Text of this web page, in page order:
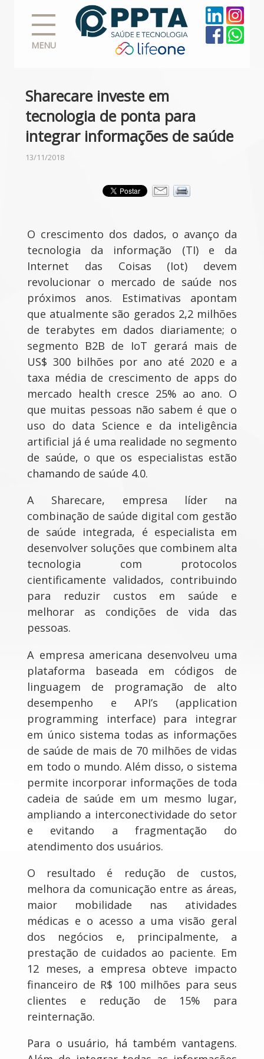
MENU
Sharecare investe em
tecnologia de ponta para
integrar informações de saúde
13/11/2018
O crescimento dos dados, o avanço da
tecnologia da informação (TI) e da
Internet das Coisas (Iot) devem
revolucionar o mercado de saúde nos
próximos anos. Estimativas apontam
que atualmente são gerados 2,2 milhões
de terabytes em dados diariamente; o
segmento B2B de IoT gerará mais de
US$ 300 bilhões por ano até 2020 e a
taxa média de crescimento de apps do
mercado health cresce 25% ao ano. O
que muitas pessoas não sabem é que o
uso do data Science e da inteligência
artificial já é uma realidade no segmento
de saúde, o que os especialistas estão
chamando de saúde 4.0.
A Sharecare, empresa líder na
combinação de saúde digital com gestão
de saúde integrada, é especialista em
desenvolver soluções que combinem alta
tecnologia com protocolos
cientificamente validados, contribuindo
para reduzir custos em saúde e
melhorar as condições de vida das
pessoas.
A empresa americana desenvolveu uma
plataforma baseada em códigos de
linguagem de programação de alto
desempenho e API’s (application
programming interface) para integrar
em único sistema todas as informações
de saúde de mais de 70 milhões de vidas
em todo o mundo. Além disso, o sistema
permite incorporar informações de toda
cadeia de saúde em um mesmo lugar,
ampliando a interconectividade do setor
e evitando a fragmentação do
atendimento dos usuários.
O resultado é redução de custos,
melhora da comunicação entre as áreas,
maior mobilidade nas atividades
médicas e o acesso a uma visão geral
dos negócios e, principalmente, a
prestação de cuidados ao paciente. Em
12 meses, a empresa obteve impacto
financeiro de R$ 100 milhões para seus
clientes e redução de 15% para
reinternação.
Para o usuário, há também vantagens.